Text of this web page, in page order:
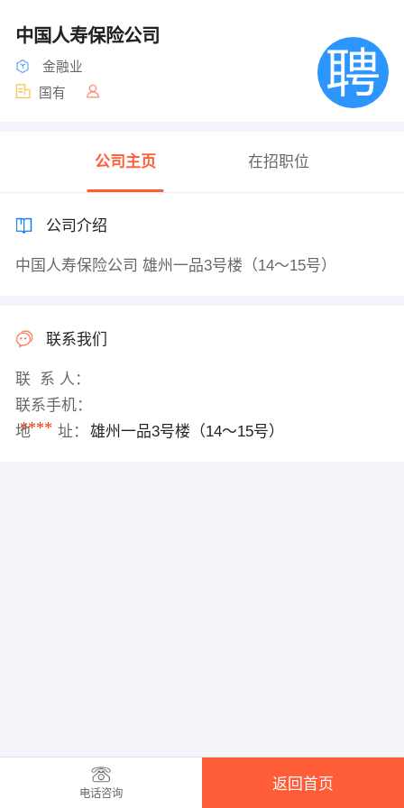
中国人寿保险公司
金融业
国有
公司主页 在招职位
公司介绍
中国人寿保险公司 雄州一品3号楼（14～15号）
联系我们
联 系 人：
联系手机：
****
地 址： 雄州一品3号楼（14～15号）
电话咨询
返回首页